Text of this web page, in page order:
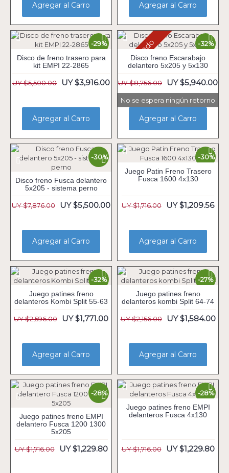
Agregar al Carro Agregar al Carro
-29%
Disco de freno trasero para
kit EMPI 22-2865
UY $5,500.00 UY $3,916.00
Agregar al Carro
-32%
Agotado
Disco freno Escarabajo
delantero 5x205 y 5x130
UY $8,756.00 UY $5,940.00
No se espera ningún retorno
Agregar al Carro
-30%
Disco freno Fusca delantero
5x205 - sistema perno
UY $7,876.00 UY $5,500.00
Agregar al Carro
-30%
Juego Patin Freno Trasero
Fusca 1600 4x130
UY $1,716.00 UY $1,209.56
Agregar al Carro
-32%
Juego patines freno
delanteros Kombi Split 55-63
UY $2,596.00 UY $1,771.00
Agregar al Carro
-27%
Juego patines freno
delanteros kombi Split 64-74
UY $2,156.00 UY $1,584.00
Agregar al Carro
-28%
Juego patines freno EMPI
delantero Fusca 1200 1300
5x205
UY $1,716.00 UY $1,229.80
-28%
Juego patines freno EMPI
delanteros Fusca 4x130
UY $1,716.00 UY $1,229.80